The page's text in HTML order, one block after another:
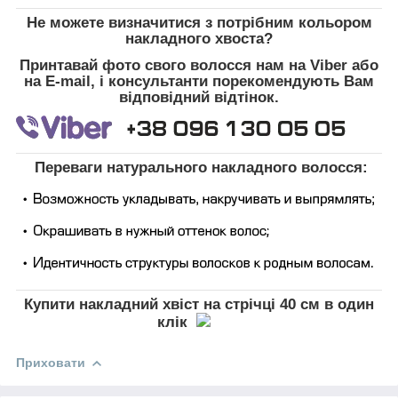
Не можете визначитися з потрібним кольором
накладного хвоста?
Принтавай фото свого волосся нам на Viber або
на E-mail, і консультанти порекомендують Вам
відповідний відтінок.
Переваги натурального накладного волосся:
Купити накладний хвіст на стрічці 40 см в один
клік
Приховати